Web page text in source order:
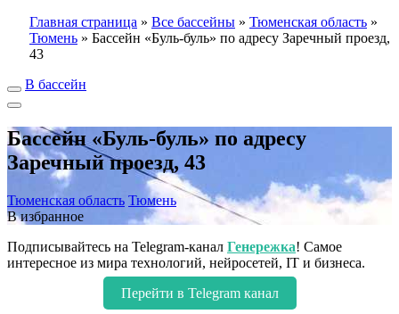
Главная страница » Все бассейны » Тюменская область »
Тюмень » Бассейн «Буль-буль» по адресу Заречный проезд,
43
В бассейн
Бассейн «Буль-буль» по адресу
Заречный проезд, 43
Тюменская область Тюмень
В избранное
Подписывайтесь на Telegram-канал Генережка! Самое
интересное из мира технологий, нейросетей, IT и бизнеса.
Перейти в Telegram канал